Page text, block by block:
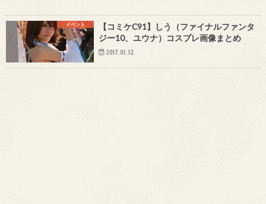
イベント
【コミケC91】しう（ファイナルファンタ
ジー10、ユウナ）コスプレ画像まとめ
2017.01.12